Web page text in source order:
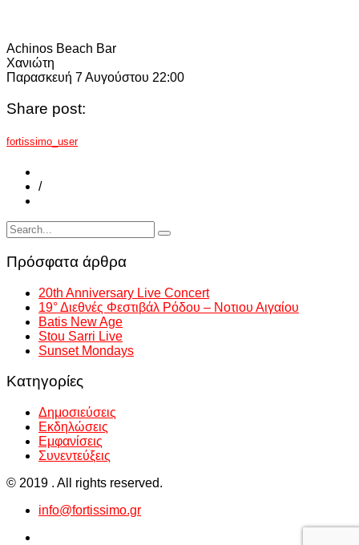
Achinos Beach Bar
Χανιώτη
Παρασκευή 7 Αυγούστου 22:00
Share post:
fortissimo_user
/
Πρόσφατα άρθρα
20th Anniversary Live Concert
19° Διεθνές Φεστιβάλ Ρόδου – Νοτιου Αιγαίου
Batis New Age
Stou Sarri Live
Sunset Mondays
Kατηγορίες
Δημοσιεύσεις
Εκδηλώσεις
Εμφανίσεις
Συνεντεύξεις
© 2019 . All rights reserved.
info@fortissimo.gr